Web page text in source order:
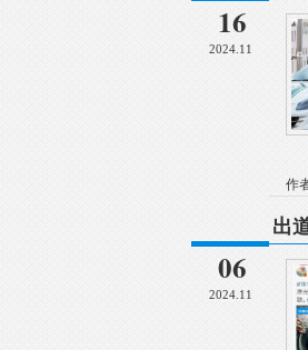
16
2024.11
作
06
2024.11
出